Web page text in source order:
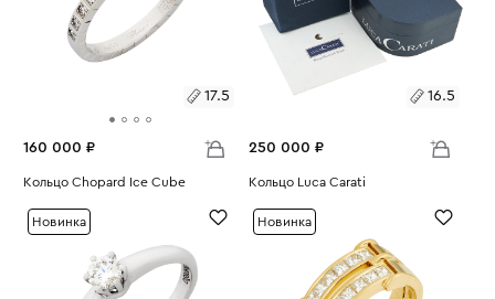
17.5
160 000 ₽
Размеры:
17.5
Кольцо Chopard Ice Cube
16.5
250 000 ₽
Размеры:
16.5
Кольцо Luca Carati
Новинка Новинка